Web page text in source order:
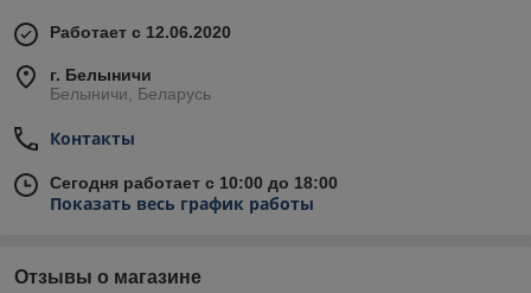
Работает с 12.06.2020
г. Белыничи
Белыничи, Беларусь
Контакты
Сегодня работает с 10:00 до 18:00
Показать весь график работы
Отзывы о магазине